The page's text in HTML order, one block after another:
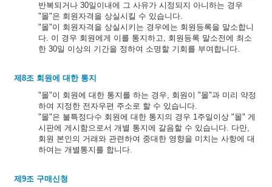
반복되거나 30일이내에 그 사유가 시정되지 아니하는 경우
"몰"은 회원자격을 상실시킬 수 있습니다.
"몰"이 회원자격을 상실시키는 경우에는 회원등록을 말소합니
다. 이 경우 회원에게 이를 통지하고, 회원등록 말소전에 최소
한 30일 이상의 기간을 정하여 소명할 기회를 부여합니다.
제8조 회원에 대한 통지
"몰"이 회원에 대한 통지를 하는 경우, 회원이 "몰"과 미리 약정
하여 지정한 전자우편 주소로 할 수 있습니다.
"몰"은 불특정다수 회원에 대한 통지의 경우 1주일이상 "몰" 게
시판에 게시함으로서 개별 통지에 갈음할 수 있습니다. 다만,
회원 본인의 거래와 관련하여 중대한 영향을 미치는 사항에 대
하여는 개별통지를 합니다.
제9조 구매신청